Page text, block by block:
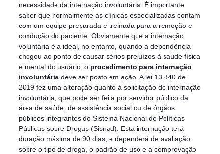
necessidade da internação involuntária. É importante
saber que normalmente as clínicas especializadas contam
com um equipe preparada e treinada para a remoção e
condução do paciente. Obviamente que a internação
voluntária é a ideal, no entanto, quando a dependência
chegou ao ponto de causar sérios prejuízos à saúde física
e mental do usuário, o procedimento para internação
involuntária deve ser posto em ação. A lei 13.840 de
2019 fez uma alteração quanto à solicitação de internação
involuntária, que pode ser feita por servidor público da
área de saúde, de assistência social ou de órgãos
públicos integrantes do Sistema Nacional de Políticas
Públicas sobre Drogas (Sisnad). Esta internação terá
duração máxima de 90 dias, e dependerá de avaliação
sobre o tipo de droga, o padrão de uso e a comprovação